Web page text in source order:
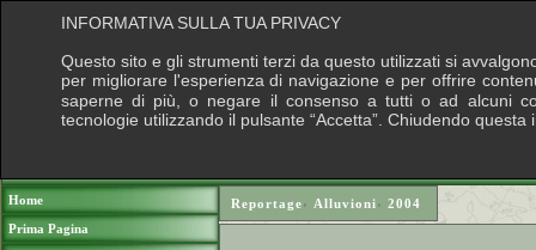
Home
Prima Pagina
Reportage› Alluvioni› 2004
INFORMATIVA SULLA TUA PRIVACY
Questo sito e gli strumenti terzi da questo utilizzati si
per migliorare l'esperienza di navigazione e per offrire
saperne di più, o negare il consenso a tutti o ad alcuni
tecnologie utilizzando il pulsante “Accetta”. Chiudendo